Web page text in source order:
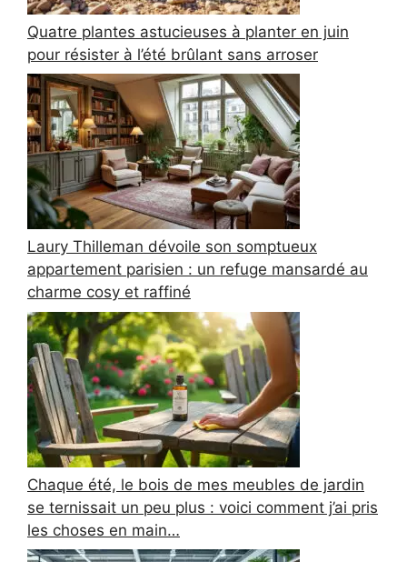
Quatre plantes astucieuses à planter en juin
pour résister à l’été brûlant sans arroser
Laury Thilleman dévoile son somptueux
appartement parisien : un refuge mansardé au
charme cosy et raffiné
Chaque été, le bois de mes meubles de jardin
se ternissait un peu plus : voici comment j’ai pris
les choses en main…